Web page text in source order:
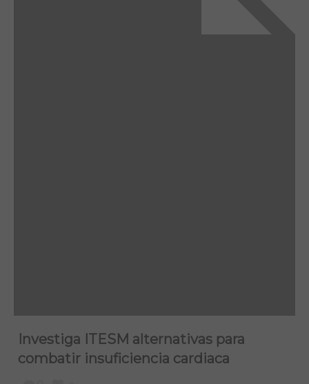
Investiga ITESM alternativas para
combatir insuficiencia cardiaca